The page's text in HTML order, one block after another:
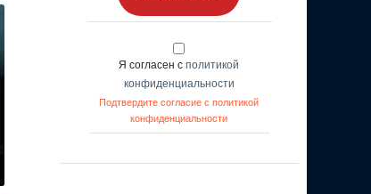
Я согласен с политикой
конфиденциальности
Подтвердите согласие с политикой
конфиденциальности